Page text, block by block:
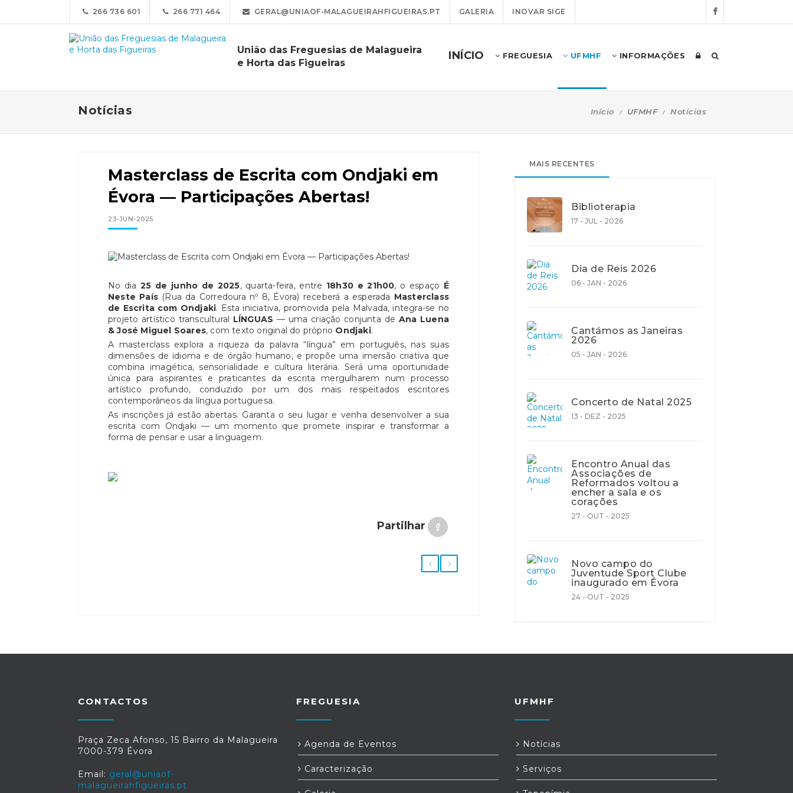
266 736 601 266 771 464 GERAL@UNIAOF-MALAGUEIRAHFIGUEIRAS.PT GALERIA INOVAR SIGE
União das Freguesias de Malagueira
e Horta das Figueiras
INÍCIO FREGUESIA UFMHF INFORMAÇÕES
Notícias Início UFMHF Notícias
Masterclass de Escrita com Ondjaki em
Évora — Participações Abertas!
23-JUN-2025
No dia25 de junho de 2025, quarta-feira, entre 18h30 e 21h00, o espaço É
Neste País (Rua da Corredoura nº 8, Évora) receberá a esperada Masterclass
de Escrita com Ondjaki. Esta iniciativa, promovida pela Malvada, integra-se no
projeto artístico transcultural LÍNGUAS — uma criação conjunta de Ana Luena
& José Miguel Soares, com texto original do próprio Ondjaki.
A masterclass explora a riqueza da palavra “língua” em português, nas suas
dimensões de idioma e de órgão humano, e propõe uma imersão criativa que
combina imagética, sensorialidade e cultura literária. Será uma oportunidade
única para aspirantes e praticantes da escrita mergulharem num processo
artístico profundo, conduzido por um dos mais respeitados escritores
contemporâneos da língua portuguesa.
As inscrições já estão abertas. Garanta o seu lugar e venha desenvolver a sua
escrita com Ondjaki — um momento que promete inspirar e transformar a
forma de pensar e usar a linguagem.
Partilhar
MAIS RECENTES
Biblioterapia
17 - JUL - 2026
Dia de Reis 2026
06 - JAN - 2026
Cantámos as Janeiras
2026
05 - JAN - 2026
Concerto de Natal 2025
13 - DEZ - 2025
Encontro Anual das
Associações de
Reformados voltou a
encher a sala e os
corações
27 - OUT - 2025
Novo campo do
Juventude Sport Clube
inaugurado em Évora
24 - OUT - 2025
CONTACTOS
Praça Zeca Afonso, 15 Bairro da Malagueira
7000-379 Évora
Email: geral@uniaof-
malagueirahfigueiras.pt
FREGUESIA
Agenda de Eventos
Caracterização
UFMHF
Notícias
Serviços